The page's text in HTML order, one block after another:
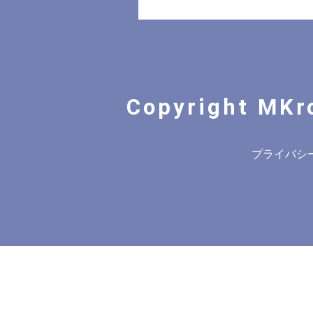
Copyright
プライバシ